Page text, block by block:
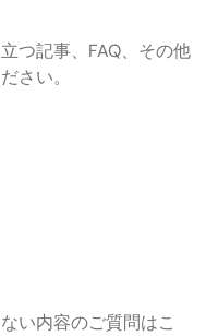
つ記事、FAQ、その他
さい。
い内容のご質問はこ